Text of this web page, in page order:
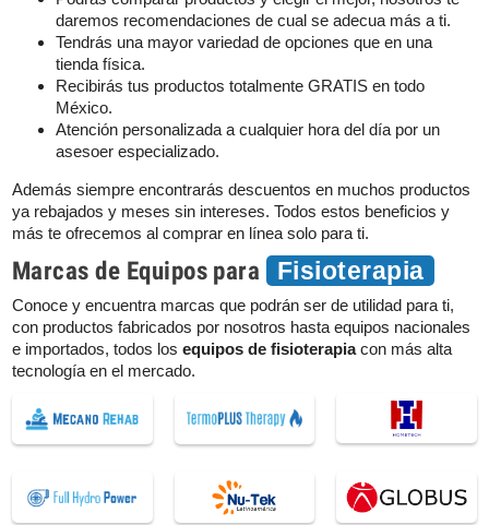
daremos recomendaciones de cual se adecua más a ti.
Tendrás una mayor variedad de opciones que en una
tienda física.
Recibirás tus productos totalmente GRATIS en todo
México.
Atención personalizada a cualquier hora del día por un
asesoer especializado.
Además siempre encontrarás descuentos en muchos productos
ya rebajados y meses sin intereses. Todos estos beneficios y
más te ofrecemos al comprar en línea solo para ti.
Marcas de Equipos para Fisioterapia
Conoce y encuentra marcas que podrán ser de utilidad para ti,
con productos fabricados por nosotros hasta equipos nacionales
e importados, todos los equipos de fisioterapiacon más alta
tecnología en el mercado.